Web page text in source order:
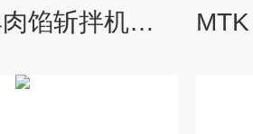
BC 405牛羊肉馅斩拌机价格 斩拌设备